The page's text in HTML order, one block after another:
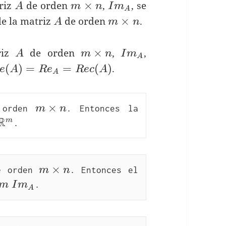
A
Ade ordenm\times
n
m × n, Im_A
ImA , se
la matriz A
A de ordenm\times
m × n.
A
A de orden m\times
n
m × n,Im_A
ImA,
e(A) = ReA = Rec(A).
m\times
m × n
m .
orden m\times
m × n
ImA .